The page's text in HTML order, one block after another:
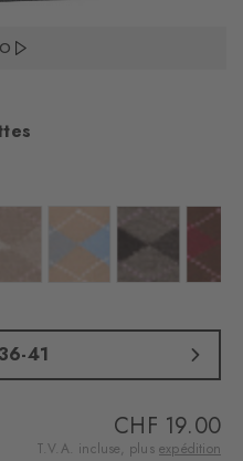
mel.
Couleur : sunCouleur : camel hair
41
CHF 19.00
T.V.A. incluse, plus expédition